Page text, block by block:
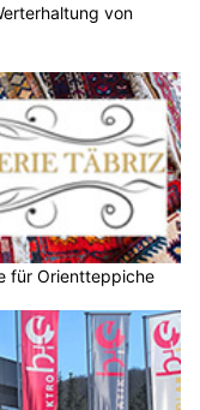
von
für Orientteppiche